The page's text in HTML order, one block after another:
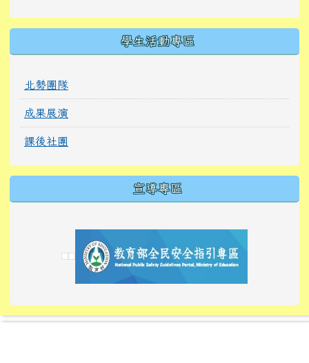
學生活動專區
北勢團隊
成果展演
課後社團
宣導專區
link to https://
link to https://10000.gov.tw/
link to https://
link to https://10000.gov.tw/
link to https://
link to https://
link to https://i.win.org.tw/
link to https://
link to https://
link to https://
link to https://